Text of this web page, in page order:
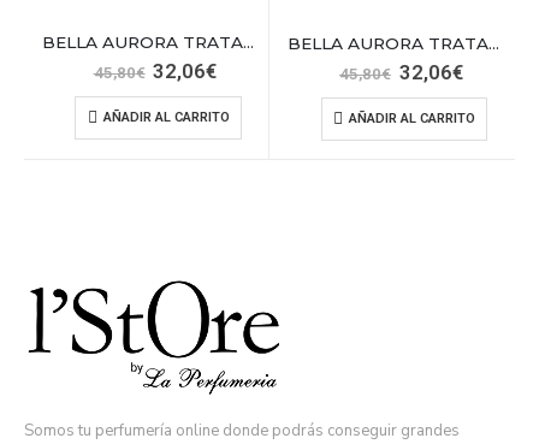
BELLA AURORA TRATAMIENTO DIA
45,80€ El
precio
original
era:
45,80€.
32,06€El
actual
es:
32,06€.
AÑADIR AL CARRITO
BELLA AURORA TRATAMIENTO NOCHE
45,80€ El
precio
original
era:
45,80€.
32,06€El
actual
es:
32,06€.
AÑADIR AL CARRITO
Somos tu perfumería online donde podrás conseguir grandes